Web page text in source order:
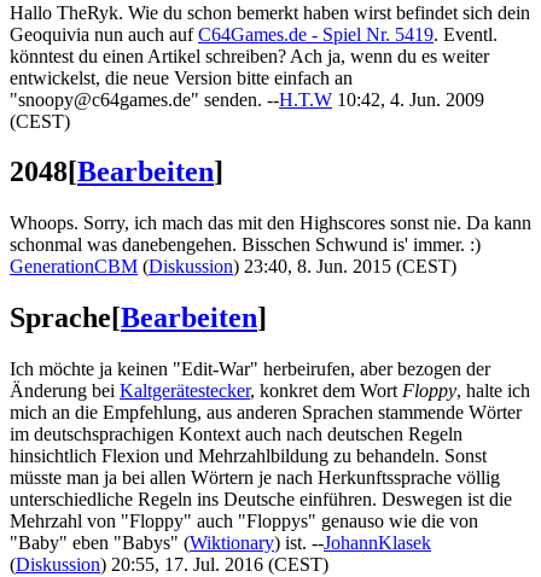
Hallo TheRyk. Wie du schon bemerkt haben wirst befindet sich dein
Geoquivia nun auch aufC64Games.de - Spiel Nr. 5419. Eventl.
könntest du einen Artikel schreiben? Ach ja, wenn du es weiter
entwickelst, die neue Version bitte einfach an
"snoopy@c64games.de" senden. --H.T.W 10:42, 4. Jun. 2009
(CEST)
2048[Bearbeiten]
Whoops. Sorry, ich mach das mit den Highscores sonst nie. Da kann
schonmal was danebengehen. Bisschen Schwund is' immer. :)
GenerationCBM (Diskussion) 23:40, 8. Jun. 2015 (CEST)
Sprache[Bearbeiten]
Ich möchte ja keinen "Edit-War" herbeirufen, aber bezogen der
Änderung bei Kaltgerätestecker, konkret dem Wort Floppy, halte ich
mich an die Empfehlung, aus anderen Sprachen stammende Wörter
im deutschsprachigen Kontext auch nach deutschen Regeln
hinsichtlich Flexion und Mehrzahlbildung zu behandeln. Sonst
müsste man ja bei allen Wörtern je nach Herkunftssprache völlig
unterschiedliche Regeln ins Deutsche einführen. Deswegen ist die
Mehrzahl von "Floppy" auch "Floppys" genauso wie die von
"Baby" eben "Babys" (Wiktionary) ist. --JohannKlasek
(Diskussion) 20:55, 17. Jul. 2016 (CEST)